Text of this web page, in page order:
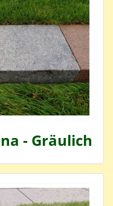
- Gräulich